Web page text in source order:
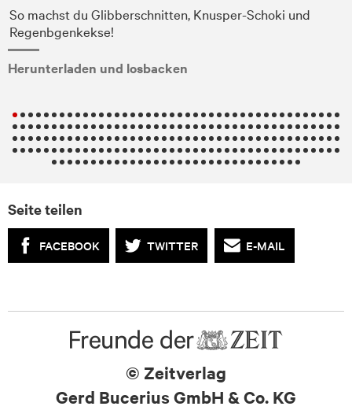
So machst du Glibberschnitten, Knusper-Schoki und
Regenbgenkekse!
Herunterladen und losbacken
Seite teilen
FACEBOOK TWITTER E-MAIL
© Zeitverlag
Gerd Bucerius GmbH & Co. KG